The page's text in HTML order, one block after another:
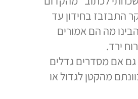
התבזבז בחידון עד
מה הם אמורים
ירד.
אם מסדרים גדלים
מהקטן לגדול או